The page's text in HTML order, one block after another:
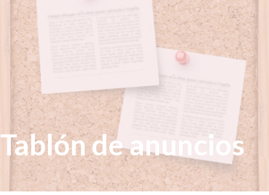
Tablón de anuncios